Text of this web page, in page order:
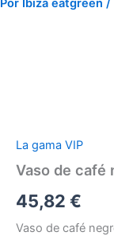
Por Ibiza eatgreen /
La gama VIP
Vaso de café
45,82 €
Vaso de café
oz
cantidad